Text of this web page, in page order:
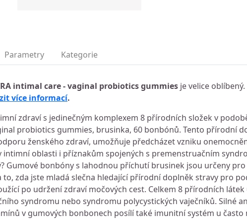
Parametry Kategorie
intimal care - vaginal probiotics gummies je velice
více informací.
zdraví s jedinečným komplexem 8 přírodních složek v
probiotics gummies, brusinka, 60 bonbónů. Tento přírodní
ženského zdraví, umožňuje předcházet vzniku
intimní oblasti i příznakům spojených s premenstruačním
Gumové bonbóny s lahodnou příchutí brusinek jsou určeny
to, zda jste mladá slečna hledající přírodní doplněk stravy pro
po udržení zdraví močových cest. Celkem 8 přírodních
syndromu nebo syndromu polycystických vaječníků. Silné
v gumových bonbonech posílí také imunitní systém u často